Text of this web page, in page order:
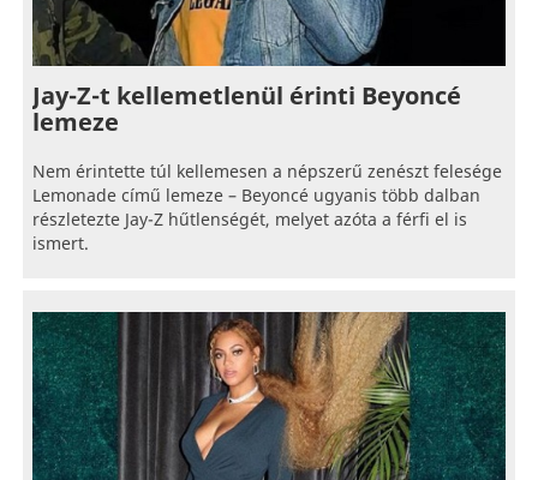
Jay-Z-t kellemetlenül érinti Beyoncé
lemeze
Nem érintette túl kellemesen a népszerű zenészt felesége
Lemonade című lemeze – Beyoncé ugyanis több dalban
részletezte Jay-Z hűtlenségét, melyet azóta a férfi el is
ismert.